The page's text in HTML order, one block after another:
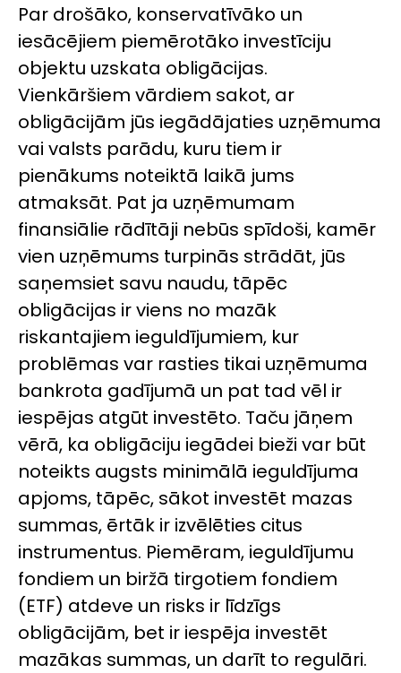
Par drošāko, konservatīvāko un
iesācējiem piemērotāko investīciju
objektu uzskata obligācijas.
Vienkāršiem vārdiem sakot, ar
obligācijām jūs iegādājaties uzņēmuma
vai valsts parādu, kuru tiem ir
pienākums noteiktā laikā jums
atmaksāt. Pat ja uzņēmumam
finansiālie rādītāji nebūs spīdoši, kamēr
vien uzņēmums turpinās strādāt, jūs
saņemsiet savu naudu, tāpēc
obligācijas ir viens no mazāk
riskantajiem ieguldījumiem, kur
problēmas var rasties tikai uzņēmuma
bankrota gadījumā un pat tad vēl ir
iespējas atgūt investēto. Taču jāņem
vērā, ka obligāciju iegādei bieži var būt
noteikts augsts minimālā ieguldījuma
apjoms, tāpēc, sākot investēt mazas
summas, ērtāk ir izvēlēties citus
instrumentus. Piemēram, ieguldījumu
fondiem un biržā tirgotiem fondiem
(ETF) atdeve un risks ir līdzīgs
obligācijām, bet ir iespēja investēt
mazākas summas, un darīt to regulāri.